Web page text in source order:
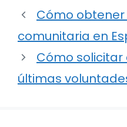
Cómo
comunitaria en
Cómo
últimas